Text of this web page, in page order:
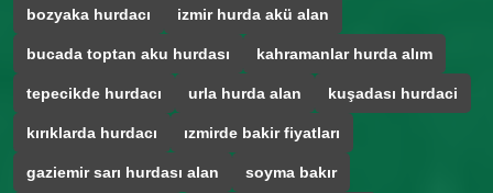
bozyaka hurdacı izmir hurda akü alan
bucada toptan aku hurdası kahramanlar hurda alım
tepecikde hurdacı urla hurda alan kuşadası hurdaci
kırıklarda hurdacı ızmirde bakir fiyatları
gaziemir sarı hurdası alan soyma bakır